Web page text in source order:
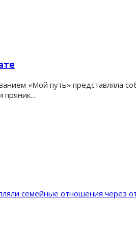
«Мой путь» представляла
пряник...
семейные отношения через